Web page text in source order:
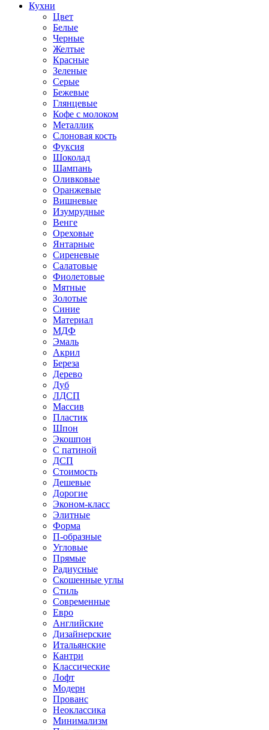
Кухни
Цвет
Белые
Черные
Желтые
Красные
Зеленые
Серые
Бежевые
Глянцевые
Кофе с молоком
Металлик
Слоновая кость
Фуксия
Шоколад
Шампань
Оливковые
Оранжевые
Вишневые
Изумрудные
Венге
Ореховые
Янтарные
Сиреневые
Салатовые
Фиолетовые
Мятные
Золотые
Синие
Материал
МДФ
Эмаль
Акрил
Береза
Дерево
Дуб
ЛДСП
Массив
Пластик
Шпон
Экошпон
С патиной
ДСП
Стоимость
Дешевые
Дорогие
Эконом-класс
Элитные
Форма
П-образные
Угловые
Прямые
Радиусные
Скошенные углы
Стиль
Современные
Евро
Английские
Дизайнерские
Итальянские
Кантри
Классические
Лофт
Модерн
Прованс
Неоклассика
Минимализм